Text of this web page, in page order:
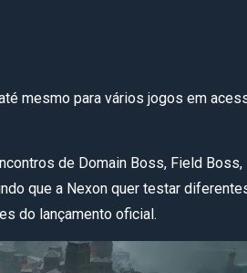
mesmo para vários jogos em
de Domain Boss, Field Boss,
que a Nexon quer testar
do lançamento oficial.